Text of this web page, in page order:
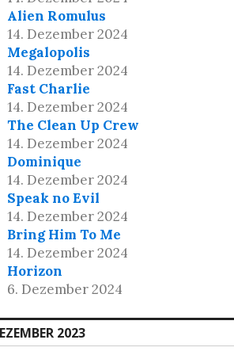
Alien Romulus
14. Dezember 2024
Megalopolis
14. Dezember 2024
Fast Charlie
14. Dezember 2024
The Clean Up Crew
14. Dezember 2024
Dominique
14. Dezember 2024
Speak no Evil
14. Dezember 2024
Bring Him To Me
14. Dezember 2024
Horizon
6. Dezember 2024
2023